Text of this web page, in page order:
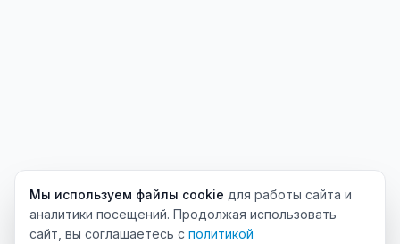
Мы используем файлы cookie для работы сайта и
аналитики посещений. Продолжая использовать
сайт, вы соглашаетесь с политикой